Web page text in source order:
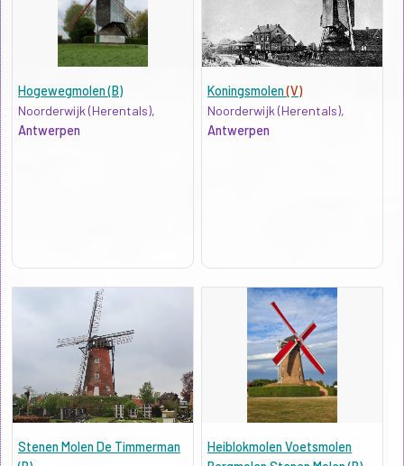
Hogewegmolen (B)
Noorderwijk (Herentals),
Antwerpen
Koningsmolen(V)
Noorderwijk (Herentals),
Antwerpen
Stenen Molen De Timmerman
Heiblokmolen Voetsmolen